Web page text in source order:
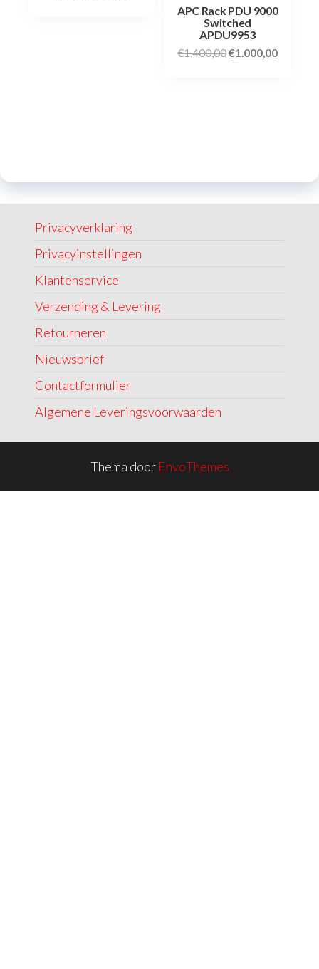
APC Rack PDU 9000
Switched
APDU9953
€1.400,00€1.000,00
Privacyverklaring
Privacyinstellingen
Klantenservice
Verzending & Levering
Retourneren
Nieuwsbrief
Contactformulier
Algemene Leveringsvoorwaarden
Thema door EnvoThemes